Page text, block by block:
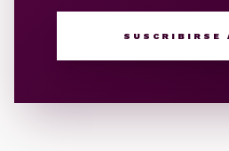
SUSCRIBIRSE